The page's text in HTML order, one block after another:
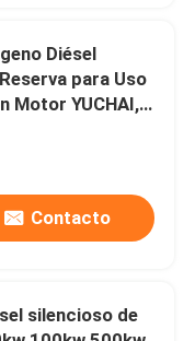
Diésel
para Uso
Motor YUCHAI,
Contacto
silencioso de